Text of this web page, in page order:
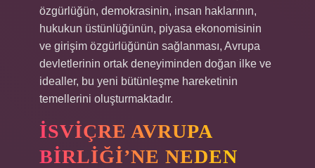
özgürlüğün, demokrasinin, insan haklarının,
hukukun üstünlüğünün, piyasa ekonomisinin
ve girişim özgürlüğünün sağlanması, Avrupa
devletlerinin ortak deneyiminden doğan ilke ve
idealler, bu yeni bütünleşme hareketinin
temellerini oluşturmaktadır.
İSVIÇRE AVRUPA
BIRLIĞI’NE NEDEN